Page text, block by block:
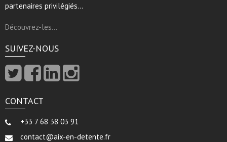
partenaires privilégiés…
Découvrez-les…
SUIVEZ-NOUS
CONTACT
+33 7 68 38 03 91
contact@aix-en-detente.fr